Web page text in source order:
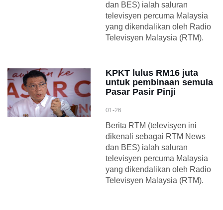
dan BES) ialah saluran
televisyen percuma Malaysia
yang dikendalikan oleh Radio
Televisyen Malaysia (RTM).
KPKT lulus RM16 juta
untuk pembinaan semula
Pasar Pasir Pinji
01-26
Berita RTM (televisyen ini
dikenali sebagai RTM News
dan BES) ialah saluran
televisyen percuma Malaysia
yang dikendalikan oleh Radio
Televisyen Malaysia (RTM).